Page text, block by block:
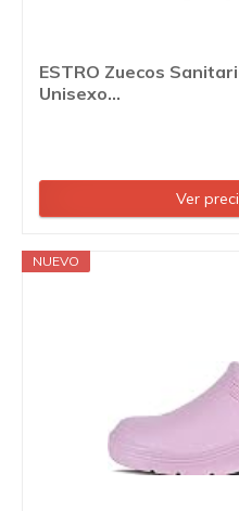
ESTRO Zuecos
Unisexo...
Ver
NUEVO